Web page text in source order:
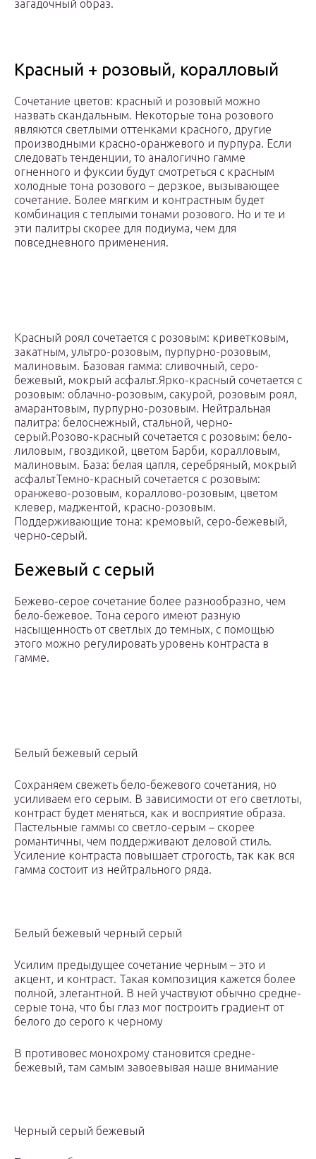
загадочный образ.
Красный + розовый, коралловый
Сочетание цветов: красный и розовый можно
назвать скандальным. Некоторые тона розового
являются светлыми оттенками красного, другие
производными красно-оранжевого и пурпура. Если
следовать тенденции, то аналогично гамме
огненного и фуксии будут смотреться с красным
холодные тона розового – дерзкое, вызывающее
сочетание. Более мягким и контрастным будет
комбинация с теплыми тонами розового. Но и те и
эти палитры скорее для подиума, чем для
повседневного применения.
Красный роял сочетается с розовым: криветковым,
закатным, ультро-розовым, пурпурно-розовым,
малиновым. Базовая гамма: сливочный, серо-
бежевый, мокрый асфальт.Ярко-красный сочетается с
розовым: облачно-розовым, сакурой, розовым роял,
амарантовым, пурпурно-розовым. Нейтральная
палитра: белоснежный, стальной, черно-
серый.Розово-красный сочетается с розовым: бело-
лиловым, гвоздикой, цветом Барби, коралловым,
малиновым. База: белая цапля, серебряный, мокрый
асфальтТемно-красный сочетается с розовым:
оранжево-розовым, кораллово-розовым, цветом
клевер, маджентой, красно-розовым.
Поддерживающие тона: кремовый, серо-бежевый,
черно-серый.
Бежевый с серый
Бежево-серое сочетание более разнообразно, чем
бело-бежевое. Тона серого имеют разную
насыщенность от светлых до темных, с помощью
этого можно регулировать уровень контраста в
гамме.
Белый бежевый серый
Сохраняем свежеть бело-бежевого сочетания, но
усиливаем его серым. В зависимости от его светлоты,
контраст будет меняться, как и восприятие образа.
Пастельные гаммы со светло-серым – скорее
романтичны, чем поддерживают деловой стиль.
Усиление контраста повышает строгость, так как вся
гамма состоит из нейтрального ряда.
Белый бежевый черный серый
Усилим предыдущее сочетание черным – это и
акцент, и контраст. Такая композиция кажется более
полной, элегантной. В ней участвуют обычно средне-
серые тона, что бы глаз мог построить градиент от
белого до серого к черному
В противовес монохрому становится средне-
бежевый, там самым завоевывая наше внимание
Черный серый бежевый